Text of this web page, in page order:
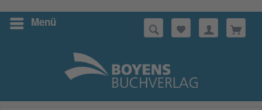
Menü